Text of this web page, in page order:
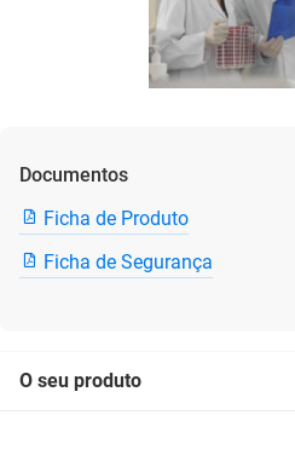
Documentos
Ficha de Produto
Ficha de Segurança
O seu produto